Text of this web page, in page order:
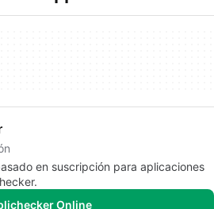
en suscripción para aplicaciones
Online